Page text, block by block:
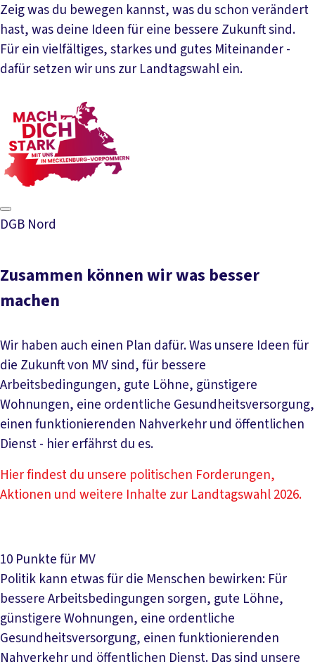
Zeig was du bewegen kannst, was du schon verändert
hast, was deine Ideen für eine bessere Zukunft sind.
Für ein vielfältiges, starkes und gutes Miteinander -
dafür setzen wir uns zur Landtagswahl ein.
DGB Nord
Zusammen können wir was besser
machen
Wir haben auch einen Plan dafür. Was unsere Ideen für
die Zukunft von MV sind, für bessere
Arbeitsbedingungen, gute Löhne, günstigere
Wohnungen, eine ordentliche Gesundheitsversorgung,
einen funktionierenden Nahverkehr und öffentlichen
Dienst - hier erfährst du es.
Hier findest du unsere politischen Forderungen,
Aktionen und weitere Inhalte zur Landtagswahl 2026.
10 Punkte für MV
Politik kann etwas für die Menschen bewirken: Für
bessere Arbeitsbedingungen sorgen, gute Löhne,
günstigere Wohnungen, eine ordentliche
Gesundheitsversorgung, einen funktionierenden
Nahverkehr und öffentlichen Dienst. Das sind unsere